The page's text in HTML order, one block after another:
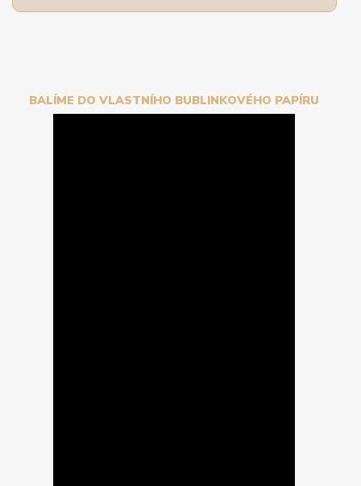
BALÍME DO VLASTNÍHO BUBLINKOVÉHO PAPÍRU